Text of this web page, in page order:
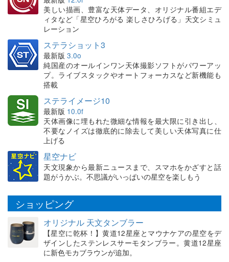
美しい描画、豊富な天体データ、オリジナル番組エデ
ィタなど「星空ひろがる 楽しさひろげる」天文シミュ
レーション
ステラショット3
最新版 3.0o
純国産のオールインワン天体撮影ソフトがパワーアッ
プ。ライブスタックやオートフォーカスなど新機能も
搭載
ステライメージ10
最新版 10.0f
天体画像に埋もれた微細な情報を最大限に引き出し、
不要なノイズは徹底的に除去して美しい天体写真に仕
上げる
星空ナビ
天文現象から最新ニュースまで、スマホをかざすと話
題がうかぶ。不思議がいっぱいの星空を楽しもう
ショッピング
オリジナル 天文タンブラー
【星空に乾杯！】黄道12星座とマウナケアの星空をデ
ザインしたステンレスサーモタンブラー。黄道12星座
に新色モカブラウンが追加。